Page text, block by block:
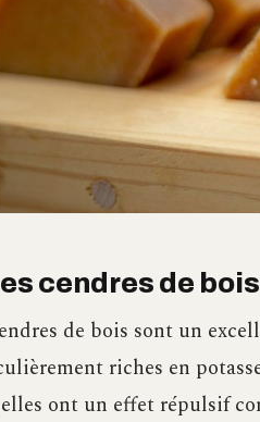
cendres de bois
de bois sont un
riches en
ont un effet répulsif